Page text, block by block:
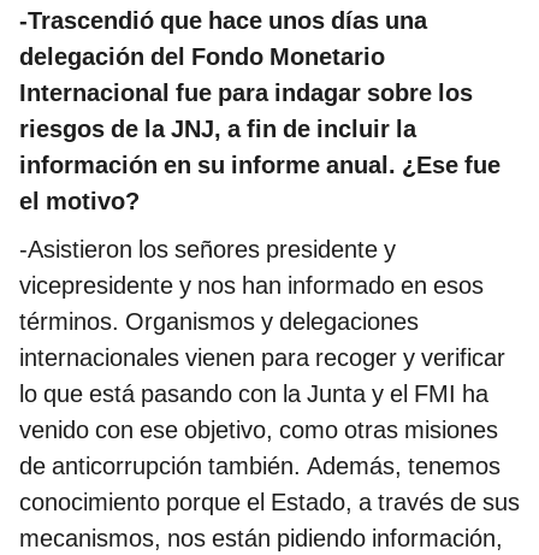
-Trascendió que hace unos días una
delegación del Fondo Monetario
Internacional fue para indagar sobre los
riesgos de la JNJ, a fin de incluir la
información en su informe anual. ¿Ese fue
el motivo?
-Asistieron los señores presidente y
vicepresidente y nos han informado en esos
términos. Organismos y delegaciones
internacionales vienen para recoger y verificar
lo que está pasando con la Junta y el FMI ha
venido con ese objetivo, como otras misiones
de anticorrupción también. Además, tenemos
conocimiento porque el Estado, a través de sus
mecanismos, nos están pidiendo información,